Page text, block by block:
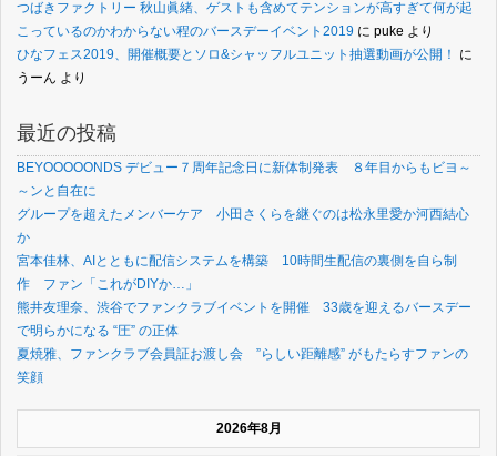
つばきファクトリー 秋山眞緒、ゲストも含めてテンションが高すぎて何が起
こっているのかわからない程のバースデーイベント2019 に puke より
ひなフェス2019、開催概要とソロ&シャッフルユニット抽選動画が公開！
に
うーん より
最近の投稿
BEYOOOOONDS デビュー７周年記念日に新体制発表 ８年目からもビヨ～
～ンと自在に
グループを超えたメンバーケア 小田さくらを継ぐのは松永里愛か河西結心
か
宮本佳林、AIとともに配信システムを構築 10時間生配信の裏側を自ら制
作 ファン「これがDIYか…」
熊井友理奈、渋谷でファンクラブイベントを開催 33歳を迎えるバースデー
で明らかになる “圧” の正体
夏焼雅、ファンクラブ会員証お渡し会 ”らしい距離感” がもたらすファンの
笑顔
2026年8月